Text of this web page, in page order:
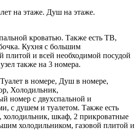
на этаже. Душ на этаже.
кроватью. Также есть ТВ,
Кухня с большим
плитой и всей необходимой посудой
также на 3 номера.
Туалет в номере, Душ в номере,
Холодильник,
номер с двухспальной и
с душем и туалетом. Также есть
шкаф, 2 прикроватные
холодильником, газовой плитой и